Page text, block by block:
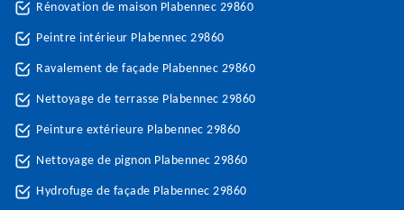
Rénovation de maison Plabennec 29860
Peintre intérieur Plabennec 29860
Ravalement de façade Plabennec 29860
Nettoyage de terrasse Plabennec 29860
Peinture extérieure Plabennec 29860
Nettoyage de pignon Plabennec 29860
Hydrofuge de façade Plabennec 29860